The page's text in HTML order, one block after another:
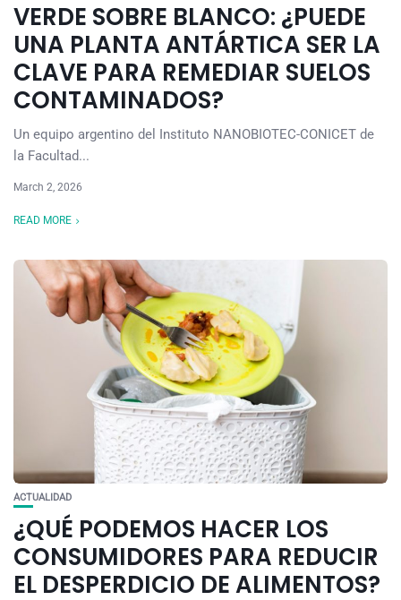
VERDE SOBRE BLANCO: ¿PUEDE
UNA PLANTA ANTÁRTICA SER LA
CLAVE PARA REMEDIAR SUELOS
CONTAMINADOS?
Un equipo argentino del Instituto NANOBIOTEC-CONICET de
la Facultad...
March 2, 2026
READ MORE
ACTUALIDAD
¿QUÉ PODEMOS HACER LOS
CONSUMIDORES PARA REDUCIR
EL DESPERDICIO DE ALIMENTOS?